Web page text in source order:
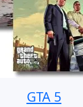
GTA 5